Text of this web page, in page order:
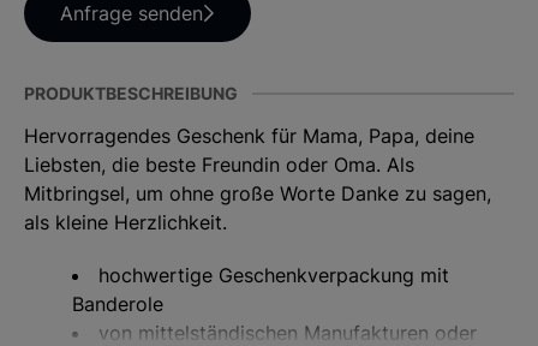
Anfrage senden
PRODUKTBESCHREIBUNG
Hervorragendes Geschenk für Mama, Papa, deine
Liebsten, die beste Freundin oder Oma. Als
Mitbringsel, um ohne große Worte Danke zu sagen,
als kleine Herzlichkeit.
hochwertige Geschenkverpackung mit
Banderole
von mittelständischen Manufakturen oder